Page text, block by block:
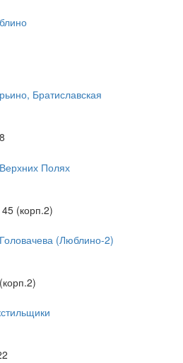
Братиславская
Полях
(корп.2)
(Люблино-2)